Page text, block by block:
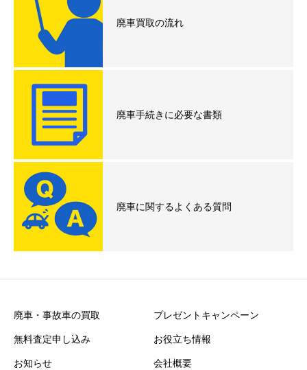
廃車買取の流れ
廃車手続きに必要な書類
廃車に関するよくある質問
廃車・事故車の買取
プレゼントキャンペーン
無料査定申し込み
お役立ち情報
お知らせ
会社概要